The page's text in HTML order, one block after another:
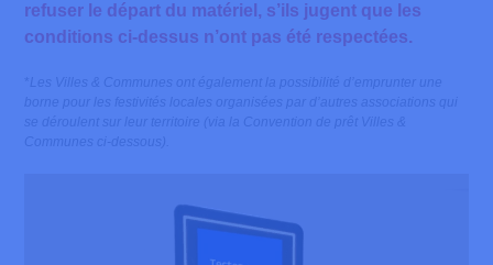
refuser le départ du matériel, s’ils jugent que les
conditions ci-dessus n’ont pas été respectées.